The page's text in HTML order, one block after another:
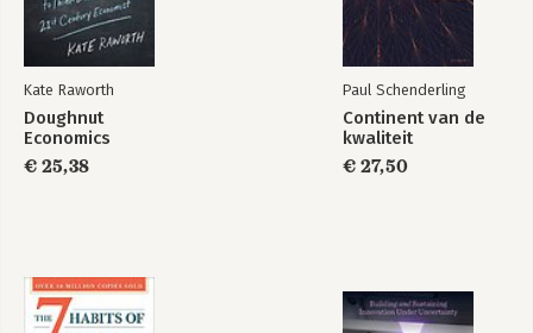
Kate Raworth
Doughnut
Economics
€ 25,38
Paul Schenderling
Continent van de
kwaliteit
€ 27,50